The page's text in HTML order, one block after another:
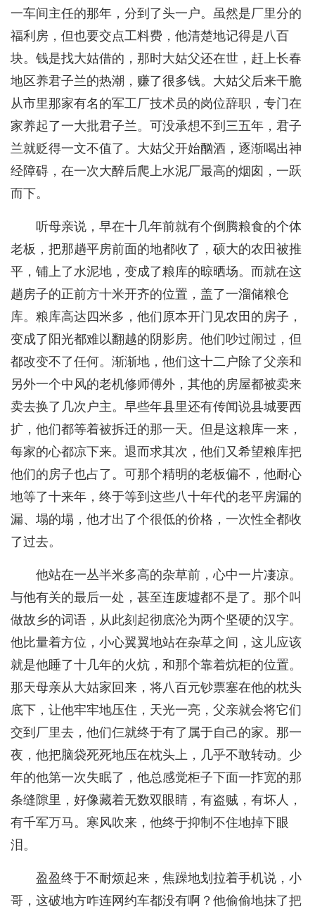
一车间主任的那年，分到了头一户。虽然是厂里分的
福利房，但也要交点工料费，他清楚地记得是八百
块。钱是找大姑借的，那时大姑父还在世，赶上长春
地区养君子兰的热潮，赚了很多钱。大姑父后来干脆
从市里那家有名的军工厂技术员的岗位辞职，专门在
家养起了一大批君子兰。可没承想不到三五年，君子
兰就贬得一文不值了。大姑父开始酗酒，逐渐喝出神
经障碍，在一次大醉后爬上水泥厂最高的烟囱，一跃
而下。
听母亲说，早在十几年前就有个倒腾粮食的个体
老板，把那趟平房前面的地都收了，硕大的农田被推
平，铺上了水泥地，变成了粮库的晾晒场。而就在这
趟房子的正前方十米开齐的位置，盖了一溜储粮仓
库。粮库高达四米多，他们原本开门见农田的房子，
变成了阳光都难以翻越的阴影房。他们吵过闹过，但
都改变不了任何。渐渐地，他们这十二户除了父亲和
另外一个中风的老机修师傅外，其他的房屋都被卖来
卖去换了几次户主。早些年县里还有传闻说县城要西
扩，他们都等着被拆迁的那一天。但是这粮库一来，
每家的心都凉下来。退而求其次，他们又希望粮库把
他们的房子也占了。可那个精明的老板偏不，他耐心
地等了十来年，终于等到这些八十年代的老平房漏的
漏、塌的塌，他才出了个很低的价格，一次性全都收
了过去。
他站在一丛半米多高的杂草前，心中一片凄凉。
与他有关的最后一处，甚至连废墟都不是了。那个叫
做故乡的词语，从此刻起彻底沦为两个坚硬的汉字。
他比量着方位，小心翼翼地站在杂草之间，这儿应该
就是他睡了十几年的火炕，和那个靠着炕柜的位置。
那天母亲从大姑家回来，将八百元钞票塞在他的枕头
底下，让他牢牢地压住，天光一亮，父亲就会将它们
交到厂里去，他们仨就终于有了属于自己的家。那一
夜，他把脑袋死死地压在枕头上，几乎不敢转动。少
年的他第一次失眠了，他总感觉柜子下面一拃宽的那
条缝隙里，好像藏着无数双眼睛，有盗贼，有坏人，
有千军万马。寒风吹来，他终于抑制不住地掉下眼
泪。
盈盈终于不耐烦起来，焦躁地划拉着手机说，小
哥，这破地方咋连网约车都没有啊？他偷偷地抹了把